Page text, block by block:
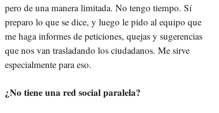
pero de una manera limitada. No tengo tiempo. Sí
preparo lo que se dice, y luego le pido al equipo que
me haga informes de peticiones, quejas y sugerencias
que nos van trasladando los ciudadanos. Me sirve
especialmente para eso.
¿No tiene una red social paralela?